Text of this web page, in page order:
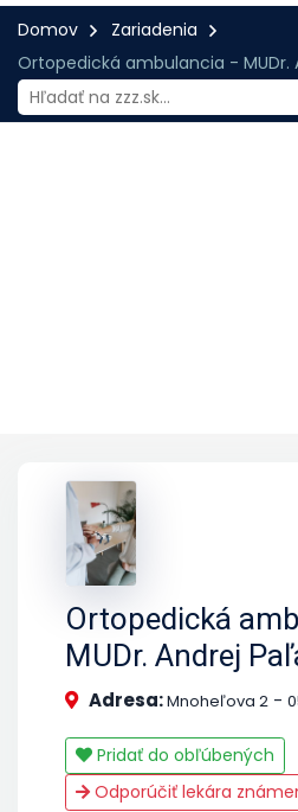
Domov
Zariadenia
Ortopedická ambulancia - MUDr.
Ortopedická
MUDr. Andrej
Adresa:Mnoheľova 2 -
Pridať do obľúbených
Odporúčiť lekára